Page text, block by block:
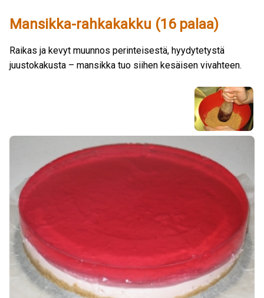
Mansikka-rahkakakku (16 palaa)
Raikas ja kevyt muunnos perinteisestä, hyydytetystä
juustokakusta – mansikka tuo siihen kesäisen vivahteen.